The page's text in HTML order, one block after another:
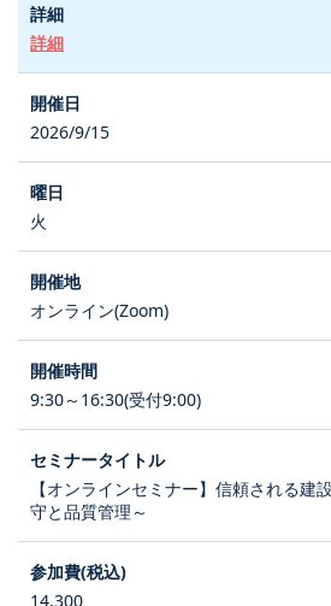
詳細
2026/9/15
火
オンライン(Zoom)
9:30～16:30(受付9:00)
【オンラインセミナー】信頼される建
守と品質管理～
14,300